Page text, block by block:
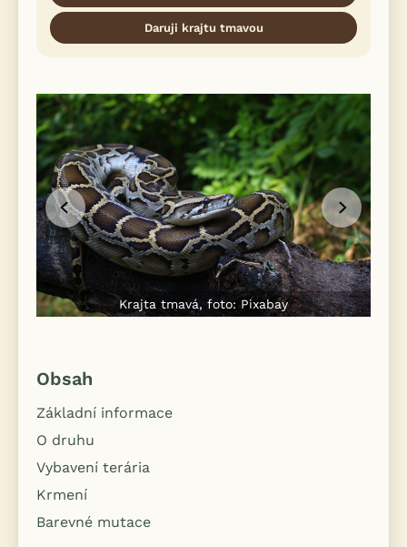
Daruji krajtu tmavou
Krajta tmavá, foto: Pixabay
Obsah
Základní informace
O druhu
Vybavení terária
Krmení
Barevné mutace